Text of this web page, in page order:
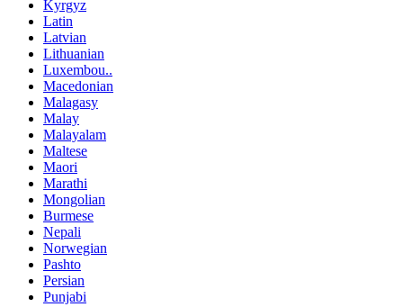
Kyrgyz
Latin
Latvian
Lithuanian
Luxembou..
Macedonian
Malagasy
Malay
Malayalam
Maltese
Maori
Marathi
Mongolian
Burmese
Nepali
Norwegian
Pashto
Persian
Punjabi